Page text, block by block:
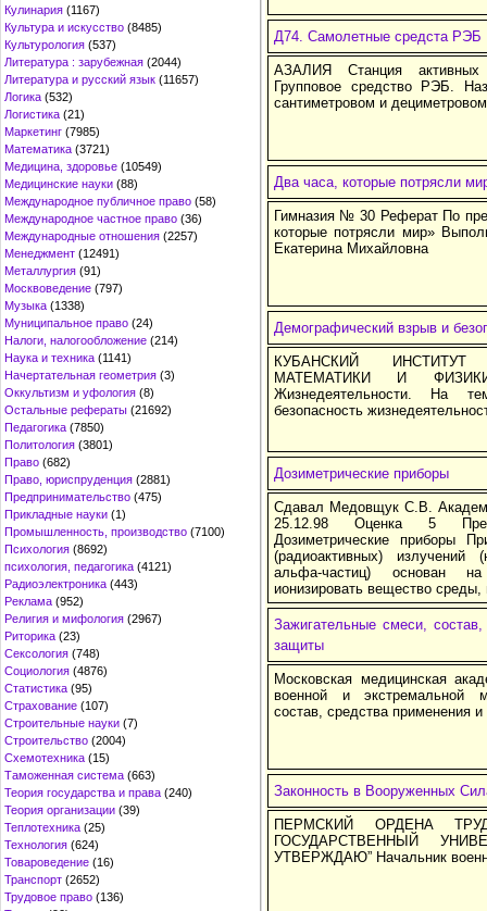
Кулинария (1167)
Культура и искусство (8485)
Культурология (537)
Литература : зарубежная (2044)
Литература и русский язык (11657)
Логика (532)
Логистика (21)
Маркетинг (7985)
Математика (3721)
Медицина, здоровье (10549)
Медицинские науки (88)
Международное публичное право (58)
Международное частное право (36)
Международные отношения (2257)
Менеджмент (12491)
Металлургия (91)
Москвоведение (797)
Музыка (1338)
Муниципальное право (24)
Налоги, налогообложение (214)
Наука и техника (1141)
Начертательная геометрия (3)
Оккультизм и уфология (8)
Остальные рефераты (21692)
Педагогика (7850)
Политология (3801)
Право (682)
Право, юриспруденция (2881)
Предпринимательство (475)
Прикладные науки (1)
Промышленность, производство (7100)
Психология (8692)
психология, педагогика (4121)
Радиоэлектроника (443)
Реклама (952)
Религия и мифология (2967)
Риторика (23)
Сексология (748)
Социология (4876)
Статистика (95)
Страхование (107)
Строительные науки (7)
Строительство (2004)
Схемотехника (15)
Таможенная система (663)
Теория государства и права (240)
Теория организации (39)
Теплотехника (25)
Технология (624)
Товароведение (16)
Транспорт (2652)
Трудовое право (136)
Д74. Самолетные средста РЭБ
АЗАЛИЯ Станция
Групповое средство РЭБ.
сантиметровом и
Два часа, которые потрясли
Гимназия № 30 Реферат По
которые потрясли мир»
Екатерина Михайловна
Демографический взрыв и
КУБАНСКИЙ
МАТЕМАТИКИ И
Жизнедеятельности. На
безопасность
Дозиметрические приборы
Сдавал Медовщук С.В.
25.12.98 Оценка 5
Дозиметрические приборы
(радиоактивных) излучений
альфа-частиц) основан
ионизировать вещество среды,
Зажигательные смеси,
защиты
Московская медицинская
военной и экстремальной
состав, средства применения и
Законность в Вооруженных
ПЕРМСКИЙ ОРДЕНА
ГОСУДАРСТВЕННЫЙ
УТВЕРЖДАЮ” Начальник